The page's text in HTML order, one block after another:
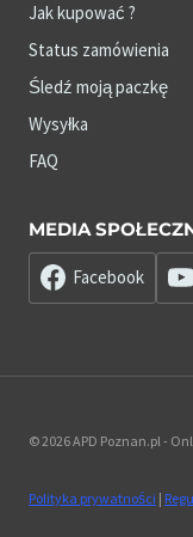
Jak kupować ?
Status zamówienia
Śledź moją paczkę
Wysyłka
FAQ
MEDIA
Facebook
© 2026 APD Poznan.pl -
Polityka prywatności |